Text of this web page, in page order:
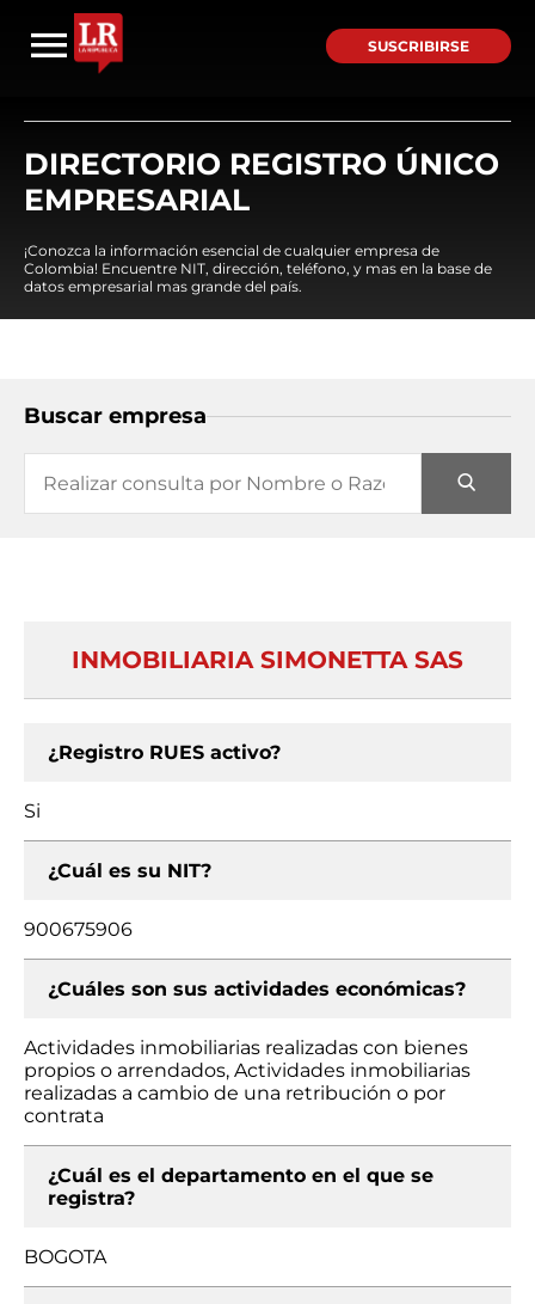
SUSCRIBIRSE
DIRECTORIO REGISTRO ÚNICO
EMPRESARIAL
¡Conozca la información esencial de cualquier empresa de
Colombia! Encuentre NIT, dirección, teléfono, y mas en la base de
datos empresarial mas grande del país.
Buscar empresa
INMOBILIARIA SIMONETTA SAS
¿Registro RUES activo?
Si
¿Cuál es su NIT?
900675906
¿Cuáles son sus actividades económicas?
Actividades inmobiliarias realizadas con bienes
propios o arrendados, Actividades inmobiliarias
realizadas a cambio de una retribución o por
contrata
¿Cuál es el departamento en el que se
registra?
BOGOTA